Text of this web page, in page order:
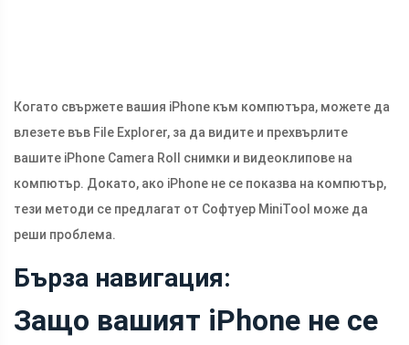
Когато свържете вашия iPhone към компютъра, можете да
влезете във File Explorer, за да видите и прехвърлите
вашите iPhone Camera Roll снимки и видеоклипове на
компютър. Докато, ако iPhone не се показва на компютър,
тези методи се предлагат от Софтуер MiniTool може да
реши проблема.
Бърза навигация:
Защо вашият iPhone не се